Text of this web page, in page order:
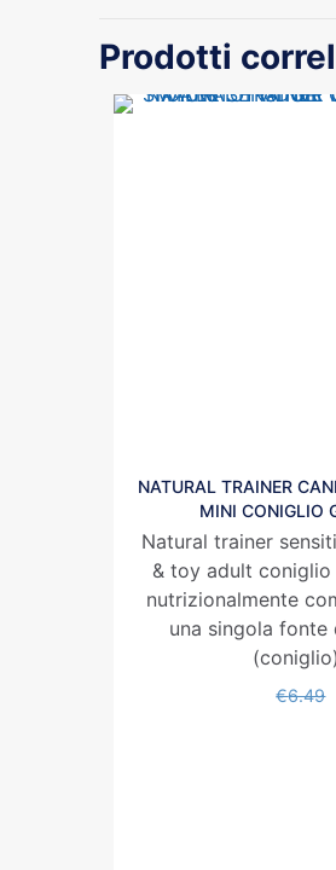
Prodotti
NATURAL TRAINER
MINI CONIGLIO
Natural trainer
& toy adult
nutrizionalmente
una singola fonte
€6.49